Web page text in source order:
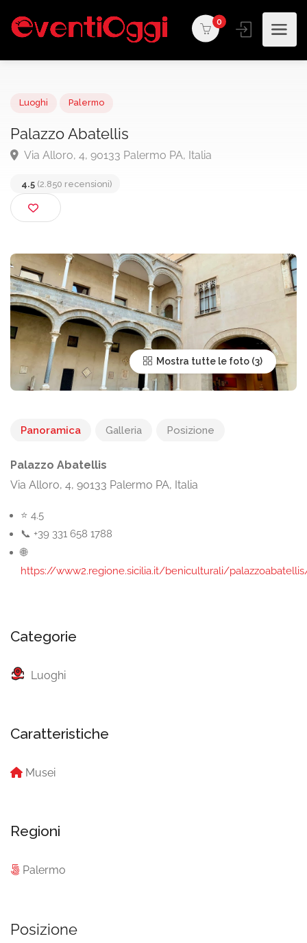
0
Palazzo Abatellis
(2.850 recensioni)
Mostra tutte le foto
Panoramica Galleria Posizione
Palazzo Abatellis
Via Alloro, 4, 90133 Palermo PA, Italia
⭐ 4.5
📞 +39 331 658 1788
🌐
https://www2.regione.sicilia.it/beniculturali/
Categorie
Luoghi
Caratteristiche
Musei
Regioni
Palermo
Posizione